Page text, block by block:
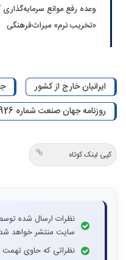
وعده رفع موانع
«تخریب نرم» میراث‌فرهنگی
ایرانیان خارج از کشور
روزنامه جهان صنعت شماره 5926
کپی لینک کوتاه
نظرات ارسال شده
سایت منتشر خواهد
نظراتی که حاوی تهمت